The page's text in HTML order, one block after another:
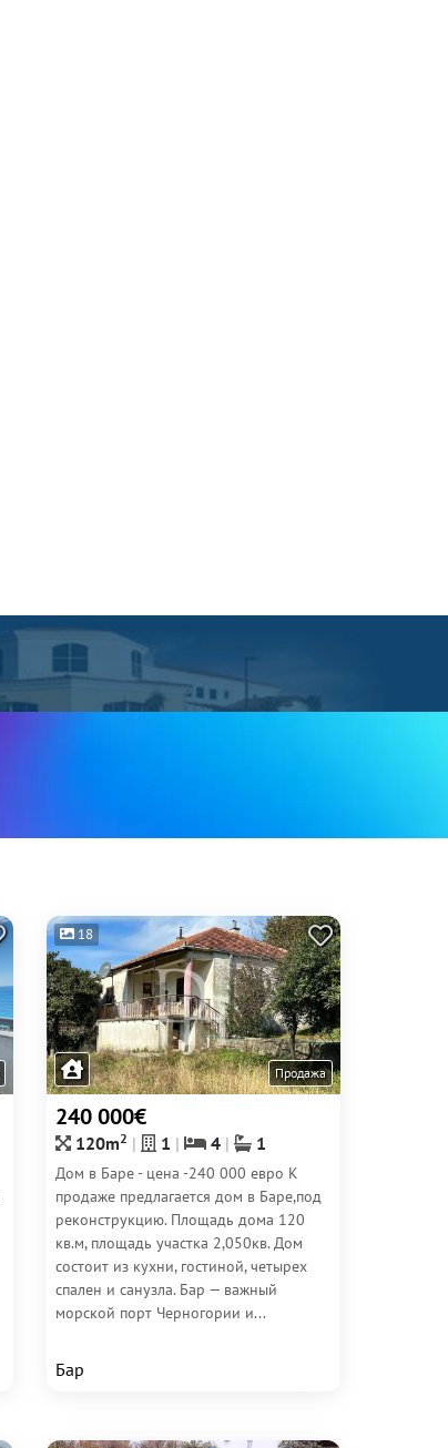
18
Продажа
240 000€
120m2 1 4 1
Дом в Баре - цена -240 000 евро К
продаже предлагается дом в Баре,под
реконструкцию. Площадь дома 120
кв.м, площадь участка 2,050кв. Дом
состоит из кухни, гостиной, четырех
спален и санузла. Бар — важный
морской порт Черногории и...
Бар